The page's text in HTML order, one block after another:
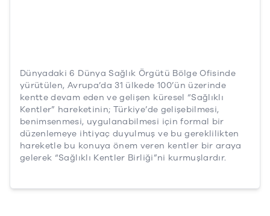
Dünyadaki 6 Dünya Sağlık Örgütü Bölge Ofisinde
yürütülen, Avrupa’da 31 ülkede 100’ün üzerinde
kentte devam eden ve gelişen küresel “Sağlıklı
Kentler” hareketinin; Türkiye’de gelişebilmesi,
benimsenmesi, uygulanabilmesi için formal bir
düzenlemeye ihtiyaç duyulmuş ve bu gereklilikten
hareketle bu konuya önem veren kentler bir araya
gelerek “Sağlıklı Kentler Birliği”ni kurmuşlardır.